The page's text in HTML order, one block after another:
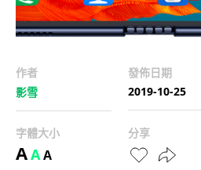
作者
影雪
發佈日期
2019-10-25
字體大小
AAA
分享